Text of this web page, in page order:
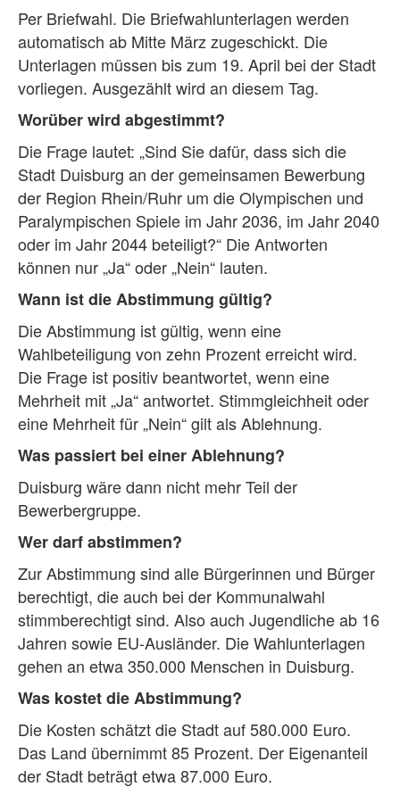
Per Briefwahl. Die Briefwahlunterlagen werden
automatisch ab Mitte März zugeschickt. Die
Unterlagen müssen bis zum 19. April bei der Stadt
vorliegen. Ausgezählt wird an diesem Tag.
Worüber wird abgestimmt?
Die Frage lautet: „Sind Sie dafür, dass sich die
Stadt Duisburg an der gemeinsamen Bewerbung
der Region Rhein/Ruhr um die Olympischen und
Paralympischen Spiele im Jahr 2036, im Jahr 2040
oder im Jahr 2044 beteiligt?“ Die Antworten
können nur „Ja“ oder „Nein“ lauten.
Wann ist die Abstimmung gültig?
Die Abstimmung ist gültig, wenn eine
Wahlbeteiligung von zehn Prozent erreicht wird.
Die Frage ist positiv beantwortet, wenn eine
Mehrheit mit „Ja“ antwortet. Stimmgleichheit oder
eine Mehrheit für „Nein“ gilt als Ablehnung.
Was passiert bei einer Ablehnung?
Duisburg wäre dann nicht mehr Teil der
Bewerbergruppe.
Wer darf abstimmen?
Zur Abstimmung sind alle Bürgerinnen und Bürger
berechtigt, die auch bei der Kommunalwahl
stimmberechtigt sind. Also auch Jugendliche ab 16
Jahren sowie EU-Ausländer. Die Wahlunterlagen
gehen an etwa 350.000 Menschen in Duisburg.
Was kostet die Abstimmung?
Die Kosten schätzt die Stadt auf 580.000 Euro.
Das Land übernimmt 85 Prozent. Der Eigenanteil
der Stadt beträgt etwa 87.000 Euro.